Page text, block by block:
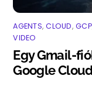
AGENTS,CLOUD,GCP
VIDEO
Egy Gmail-
Google